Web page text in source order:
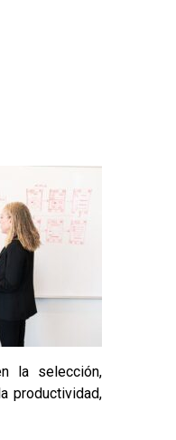
la selección,
productividad,